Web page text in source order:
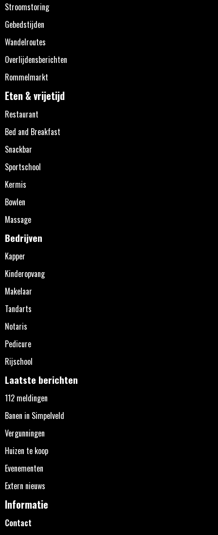
Stroomstoring
Gebedstijden
Wandelroutes
Overlijdensberichten
Rommelmarkt
Eten & vrijetijd
Restaurant
Bed and Breakfast
Snackbar
Sportschool
Kermis
Bowlen
Massage
Bedrijven
Kapper
Kinderopvang
Makelaar
Tandarts
Notaris
Pedicure
Rijschool
Laatste berichten
112 meldingen
Banen in Simpelveld
Vergunningen
Huizen te koop
Evenementen
Extern nieuws
Informatie
Contact